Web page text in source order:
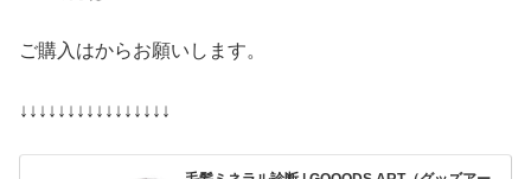
ご購入はからお願いします。
↓↓↓↓↓↓↓↓↓↓↓↓↓↓↓↓